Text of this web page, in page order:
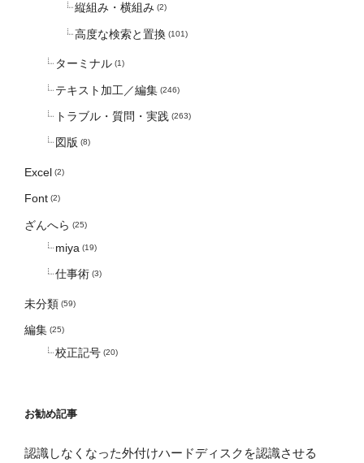
縦組み・横組み (2)
高度な検索と置換 (101)
ターミナル (1)
テキスト加工／編集 (246)
トラブル・質問・実践 (263)
図版 (8)
Excel (2)
Font (2)
ざんへら (25)
miya (19)
仕事術 (3)
未分類 (59)
編集 (25)
校正記号 (20)
お勧め記事
認識しなくなった外付けハードディスクを認識させる